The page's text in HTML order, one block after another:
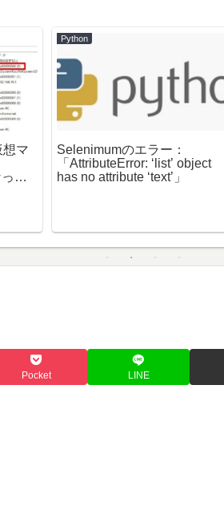
マ
て
Python
Selenimumのエラー：
「AttributeError: ‘list’ object
has no attribute ‘text’」
Pocket LINE